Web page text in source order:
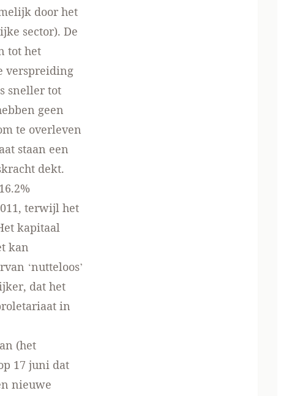
door het
sector). De
tot het
verspreiding
sneller tot
geen
te overleven
staan een
dekt.
terwijl het
kapitaal
kan
‘nutteloos’
dat het
in
(het
17 juni dat
nieuwe